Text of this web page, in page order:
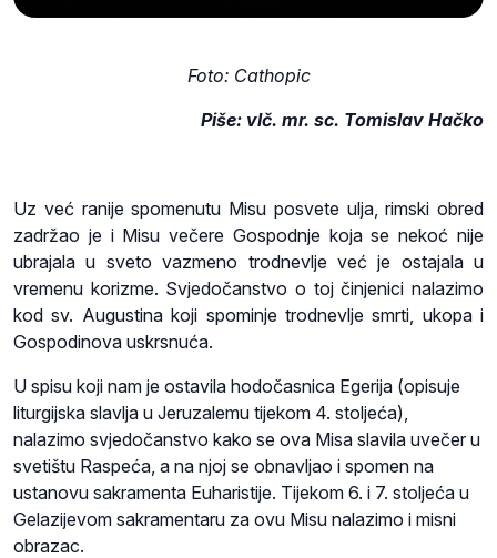
Foto: Cathopic
Piše: vlč. mr. sc. Tomislav Hačko
Uz već ranije spomenutu Misu posvete ulja, rimski obred
zadržao je i Misu večere Gospodnje koja se nekoć nije
ubrajala u sveto vazmeno trodnevlje već je ostajala u
vremenu korizme. Svjedočanstvo o toj činjenici nalazimo
kod sv. Augustina koji spominje trodnevlje smrti, ukopa i
Gospodinova uskrsnuća.
U spisu koji nam je ostavila hodočasnica Egerija (opisuje
liturgijska slavlja u Jeruzalemu tijekom 4. stoljeća),
nalazimo svjedočanstvo kako se ova Misa slavila uvečer u
svetištu Raspeća, a na njoj se obnavljao i spomen na
ustanovu sakramenta Euharistije. Tijekom 6. i 7. stoljeća u
Gelazijevom sakramentaru za ovu Misu nalazimo i misni
obrazac.